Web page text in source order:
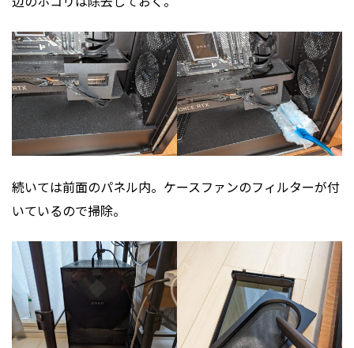
続いては前面のパネル内。ケースファンのフィルターが付
いているので掃除。